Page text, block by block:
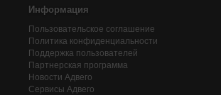
Информация
Пользовательское соглашение
Политика конфиденциальности
Поддержка пользователей
Партнерская программа
Новости Адвего
Сервисы Адвего